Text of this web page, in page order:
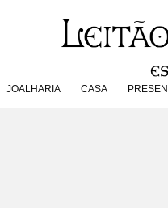
JOALHARIA CASA